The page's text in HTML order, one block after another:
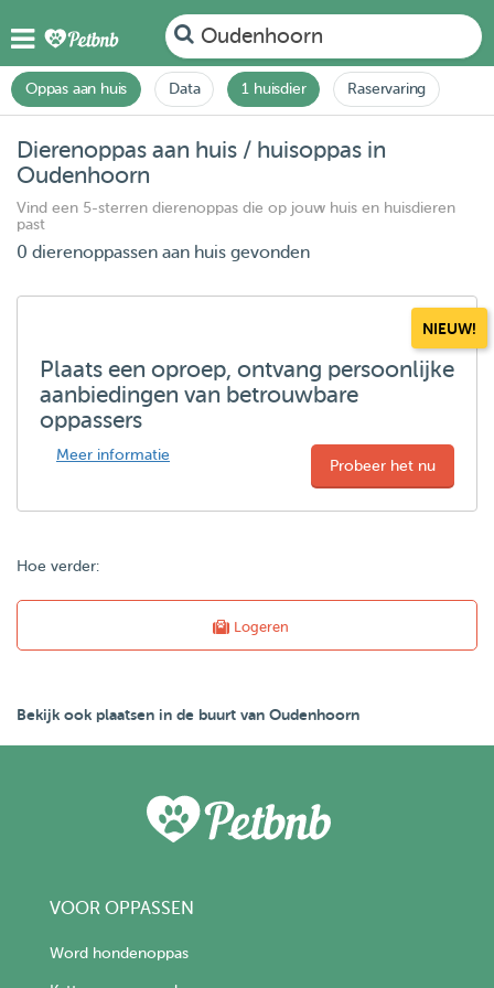
Oudenhoorn
Oppas aan huis Data 1 huisdier Raservaring
Dierenoppas aan huis / huisoppas in
Oudenhoorn
Vind een 5-sterren dierenoppas die op jouw huis en huisdieren
past
0 dierenoppassen aan huis gevonden
NIEUW!
Plaats een oproep, ontvang persoonlijke
aanbiedingen van betrouwbare
oppassers
Meer informatie
Probeer het nu
Hoe verder:
Logeren
Bekijk ook plaatsen in de buurt van Oudenhoorn
VOOR OPPASSEN
Word hondenoppas